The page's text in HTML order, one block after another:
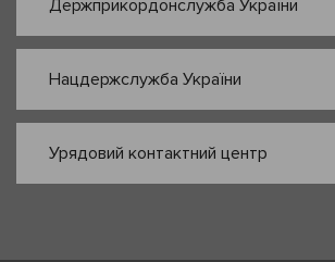
Держприкордонслужба України
Нацдержслужба України
Урядовий контактний центр